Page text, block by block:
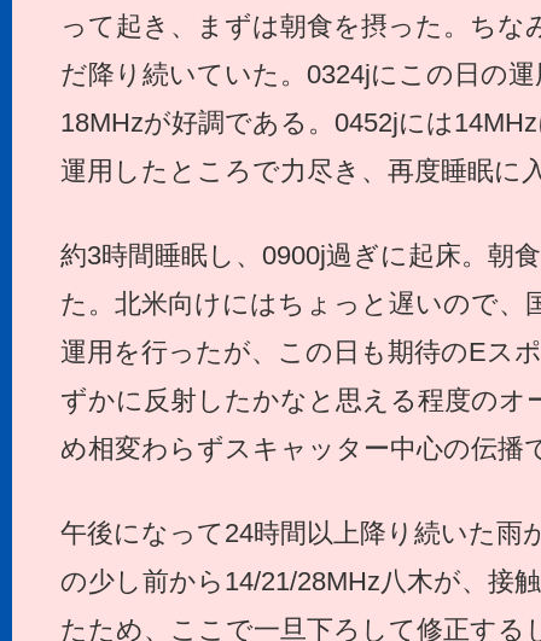
って起き、まずは朝食を摂った。ちな
だ降り続いていた。0324jにこの日の
18MHzが好調である。0452jには
運用したところで力尽き、再度睡眠に
約3時間睡眠し、0900j過ぎに起床。朝
た。北米向けにはちょっと遅いので、
運用を行ったが、この日も期待のEス
ずかに反射したかなと思える程度のオ
め相変わらずスキャッター中心の伝播
午後になって24時間以上降り続いた雨
の少し前から14/21/28MHz八木が、接
たため、ここで一旦下ろして修正する